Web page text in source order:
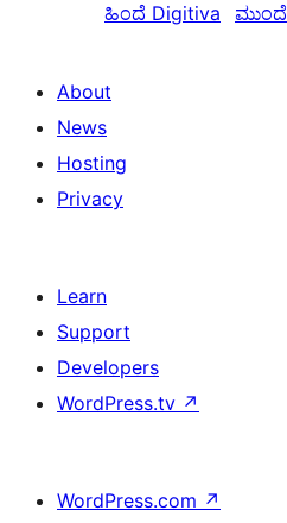
ಹಿಂದೆ Digitiva ಮುಂದೆ
About
News
Hosting
Privacy
Learn
Support
Developers
WordPress.tv ↗
WordPress.com ↗